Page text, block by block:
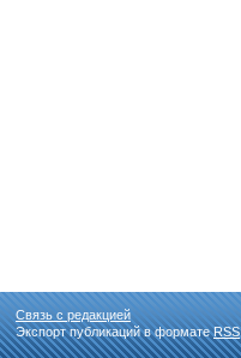
Связь с редакцией
Экспорт публикаций в форматеRSS